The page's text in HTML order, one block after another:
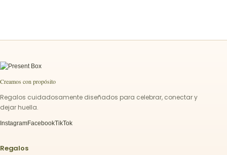
Creamos con propósito
Regalos cuidadosamente diseñados para celebrar, conectar y
dejar huella.
InstagramFacebookTikTok
Regalos